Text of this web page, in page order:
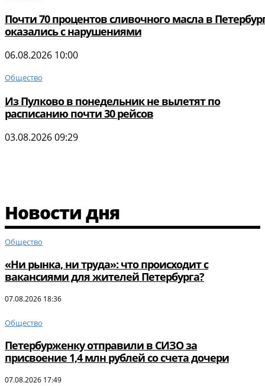
Почти 70 процентов сливочного масла в
оказались с нарушениями
06.08.2026 10:00
Общество
Из Пулково в понедельник не вылетят по
расписанию почти 30 рейсов
03.08.2026 09:29
Новости дня
Общество
«Ни рынка, ни труда»: что происходит с
вакансиями для жителей Петербурга?
07.08.2026 18:36
Общество
Петербурженку отправили в СИЗО за
присвоение 1,4 млн рублей со счета дочери
07.08.2026 17:49